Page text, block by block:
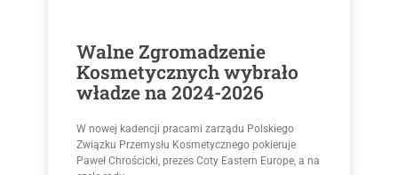
Walne Zgromadzenie
Kosmetycznych wybrało
władze na 2024-2026
W nowej kadencji pracami zarządu Polskiego
Związku Przemysłu Kosmetycznego pokieruje
Paweł Chrościcki, prezes Coty Eastern Europe, a na